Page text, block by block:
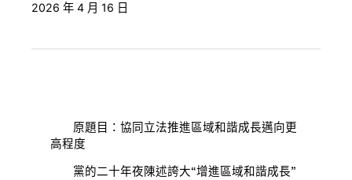
2026 年 4 月 16 日
原題目：協同立法推進區域和諧成長邁向更
高程度
黨的二十年夜陳述誇大“增進區域和諧成長”